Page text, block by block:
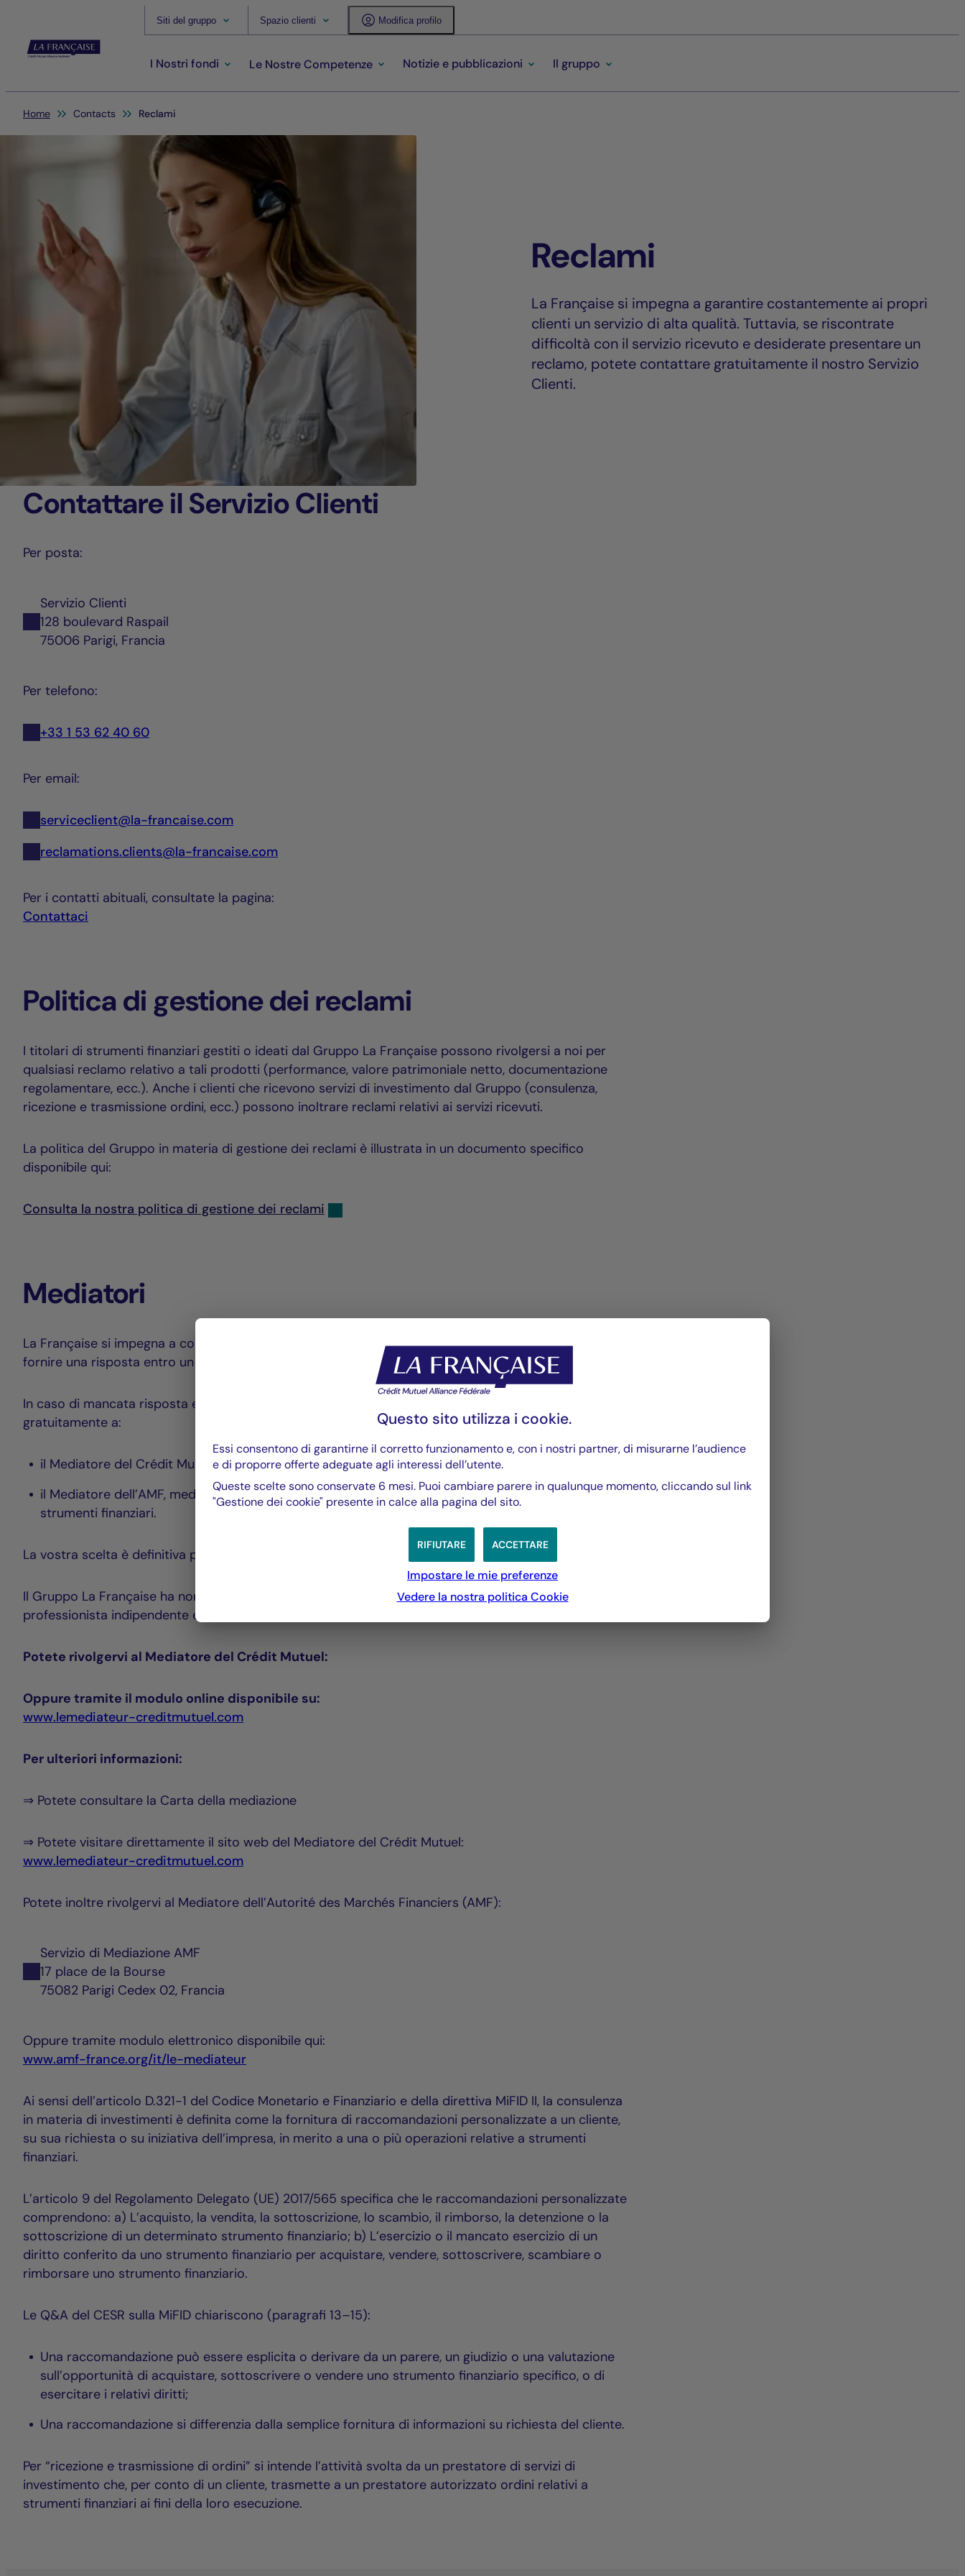
Siti del gruppo Spazio clienti Modifica profilo
I Nostri fondi Le Nostre Competenze Notizie e pubblicazioni Il gruppo
Sei qui:
Home Contacts Reclami
Reclami
La Française si impegna a garantire costantemente ai propri
clienti un servizio di alta qualità. Tuttavia, se riscontrate
difficoltà con il servizio ricevuto e desiderate presentare un
reclamo, potete contattare gratuitamente il nostro Servizio
Clienti.
Contattare il Servizio Clienti
Per posta:
Servizio Clienti
128 boulevard Raspail
75006 Parigi, Francia
Per telefono:
+33 1 53 62 40 60
Per email:
serviceclient@la-francaise.com
reclamations.clients@la-francaise.com
Per i contatti abituali, consultate la pagina:
Contattaci
Politica di gestione dei reclami
I titolari di strumenti finanziari gestiti o ideati dal Gruppo La Française possono rivolgersi a noi per
qualsiasi reclamo relativo a tali prodotti (performance, valore patrimoniale netto, documentazione
regolamentare, ecc.). Anche i clienti che ricevono servizi di investimento dal Gruppo (consulenza,
ricezione e trasmissione ordini, ecc.) possono inoltrare reclami relativi ai servizi ricevuti.
La politica del Gruppo in materia di gestione dei reclami è illustrata in un documento specifico
disponibile qui:
Consulta la nostra politica di gestione dei reclami
Mediatori
La Française si impegna a confermare la ricezione della vostra richiesta entro dieci giorni lavorativi e a
fornire una risposta entro un massimo di due mesi dalla ricezione.
In caso di mancata risposta entro tale termine, o qualora la risposta non vi soddisfi, potete rivolgervi
gratuitamente a:
il Mediatore del Crédit Mutuel, oppure
il Mediatore dell’AMF, mediatore pubblico competente per tutte le controversie riguardanti
strumenti finanziari.
La vostra scelta è definitiva per il reclamo in questione.
Il Gruppo La Française ha nominato come proprio mediatore il Mediatore del Crédit Mutuel,
professionista indipendente e imparziale scelto per esperienza e competenze.
Potete rivolgervi al Mediatore del Crédit Mutuel:
Oppure tramite il modulo online disponibile su:
www.lemediateur-creditmutuel.com
Per ulteriori informazioni:
⇒ Potete consultare la Carta della mediazione
⇒ Potete visitare direttamente il sito web del Mediatore del Crédit Mutuel:
www.lemediateur-creditmutuel.com
Potete inoltre rivolgervi al Mediatore dell’Autorité des Marchés Financiers (AMF):
Servizio di Mediazione AMF
17 place de la Bourse
75082 Parigi Cedex 02, Francia
Oppure tramite modulo elettronico disponibile qui:
www.amf-france.org/it/le-mediateur
Ai sensi dell’articolo D.321-1 del Codice Monetario e Finanziario e della direttiva MiFID II, la consulenza
in materia di investimenti è definita come la fornitura di raccomandazioni personalizzate a un cliente,
su sua richiesta o su iniziativa dell’impresa, in merito a una o più operazioni relative a strumenti
finanziari.
L’articolo 9 del Regolamento Delegato (UE) 2017/565 specifica che le raccomandazioni personalizzate
comprendono: a) L’acquisto, la vendita, la sottoscrizione, lo scambio, il rimborso, la detenzione o la
sottoscrizione di un determinato strumento finanziario; b) L’esercizio o il mancato esercizio di un
diritto conferito da uno strumento finanziario per acquistare, vendere, sottoscrivere, scambiare o
rimborsare uno strumento finanziario.
Le Q&A del CESR sulla MiFID chiariscono (paragrafi 13–15):
Una raccomandazione può essere esplicita o derivare da un parere, un giudizio o una valutazione
sull’opportunità di acquistare, sottoscrivere o vendere uno strumento finanziario specifico, o di
esercitare i relativi diritti;
Una raccomandazione si differenzia dalla semplice fornitura di informazioni su richiesta del cliente.
Per “ricezione e trasmissione di ordini” si intende l’attività svolta da un prestatore di servizi di
investimento che, per conto di un cliente, trasmette a un prestatore autorizzato ordini relativi a
strumenti finanziari ai fini della loro esecuzione.
Questo sito utilizza i cookie.
Essi consentono di garantirne il corretto funzionamento e, con i nostri partner, di misurarne l’audience
e di proporre offerte adeguate agli interessi dell’utente.
Queste scelte sono conservate 6 mesi. Puoi cambiare parere in qualunque momento, cliccando sul link
"Gestione dei cookie" presente in calce alla pagina del sito.
ACCETTARE
RIFIUTARE
Impostare le mie preferenze
Vedere la nostra politica Cookie